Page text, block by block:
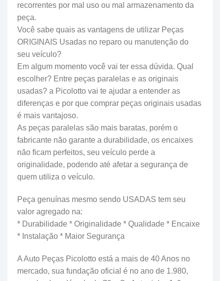
recorrentes por mal uso ou mal armazenamento da
peça.
Você sabe quais as vantagens de utilizar Peças
ORIGINAIS Usadas no reparo ou manutenção do
seu veículo?
Em algum momento você vai ter essa dúvida. Qual
escolher? Entre peças paralelas e as originais
usadas? a Picolotto vai te ajudar a entender as
diferenças e por que comprar peças originais usadas
é mais vantajoso.
As peças paralelas são mais baratas, porém o
fabricante não garante a durabilidade, os encaixes
não ficam perfeitos, seu veículo perde a
originalidade, podendo até afetar a segurança de
quem utiliza o veículo.
Peça genuínas mesmo sendo USADAS tem seu
valor agregado na:
* Durabilidade * Originalidade * Qualidade * Encaixe
* Instalação * Maior Segurança
A Auto Peças Picolotto está a mais de 40 Anos no
mercado, sua fundação oficial é no ano de 1.980,